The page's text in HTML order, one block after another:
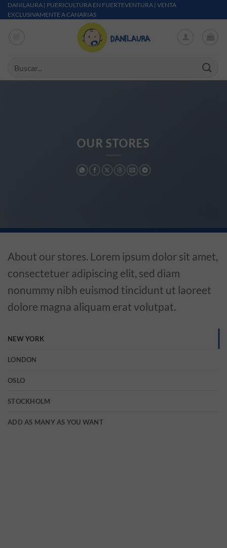
Saltar al contenido
DANILAURA | PUERICULTURA EN FUERTEVENTURA | VENTA
EXCLUSIVAMENTE A CANARIAS
OUR STORES
About our stores. Lorem ipsum dolor sit amet,
consectetuer adipiscing elit, sed diam
nonummy nibh euismod tincidunt ut laoreet
dolore magna aliquam erat volutpat.
NEW YORK
LONDON
OSLO
STOCKHOLM
ADD AS MANY AS YOU WANT